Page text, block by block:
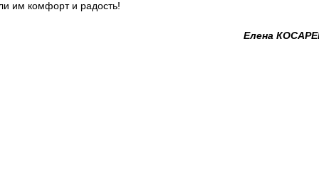
им комфорт и радость!
Елена